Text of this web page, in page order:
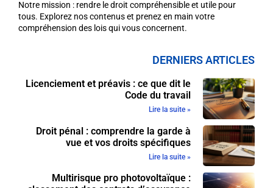
Notre mission : rendre le droit compréhensible et utile pour
tous. Explorez nos contenus et prenez en main votre
compréhension des lois qui vous concernent.
DERNIERS ARTICLES
Licenciement et préavis : ce que dit le
Code du travail
Lire la suite »
Droit pénal : comprendre la garde à
vue et vos droits spécifiques
Lire la suite »
Multirisque pro photovoltaïque :